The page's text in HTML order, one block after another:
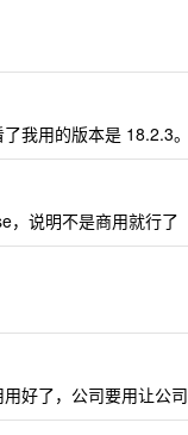
我用的版本是 18.2.3。
，说明不是商用就行了
好了，公司要用让公司